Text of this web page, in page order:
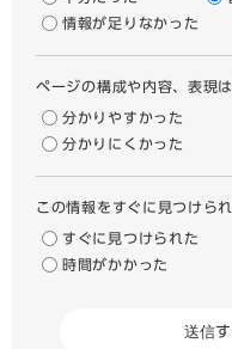
情報が足りなかった
ページの構成や内容、表現
分かりやすかった
分かりにくかった
この情報をすぐに見つけら
すぐに見つけられた
時間がかかった